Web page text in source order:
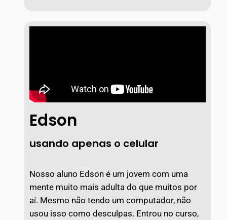
Edson
usando apenas o celular
Nosso aluno Edson é um jovem com uma
mente muito mais adulta do que muitos por
aí. Mesmo não tendo um computador, não
usou isso como desculpas. Entrou no curso,